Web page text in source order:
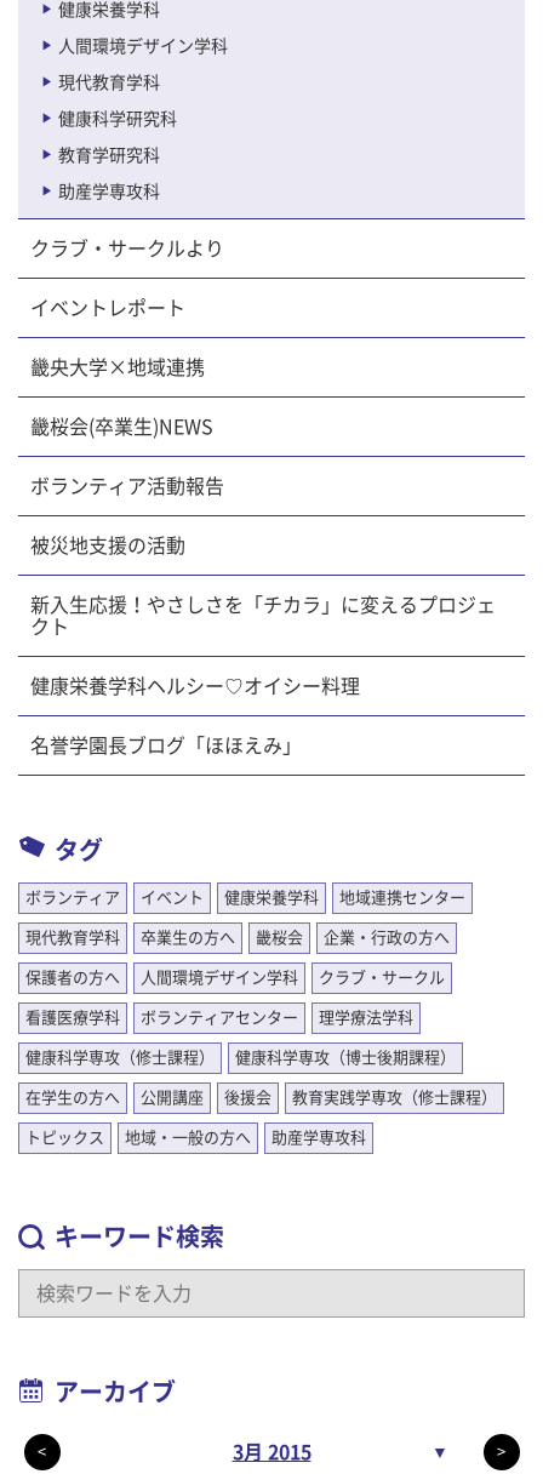
健康栄養学科
人間環境デザイン学科
現代教育学科
健康科学研究科
教育学研究科
助産学専攻科
クラブ・サークルより
イベントレポート
畿央大学×地域連携
畿桜会(卒業生)NEWS
ボランティア活動報告
被災地支援の活動
新入生応援！やさしさを「チカラ」に変えるプロジェ
クト
健康栄養学科ヘルシー♡オイシー料理
名誉学園長ブログ「ほほえみ」
タグ
ボランティア イベント 健康栄養学科 地域連携センター
現代教育学科 卒業生の方へ 畿桜会 企業・行政の方へ
保護者の方へ 人間環境デザイン学科 クラブ・サークル
看護医療学科 ボランティアセンター 理学療法学科
健康科学専攻（修士課程） 健康科学専攻（博士後期課程）
在学生の方へ 公開講座 後援会 教育実践学専攻（修士課程）
トピックス 地域・一般の方へ 助産学専攻科
キーワード検索
アーカイブ
< 3月 2015 ▼ >